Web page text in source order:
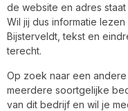
de website en adres
Wil jij dus informatie
Bijsterveldt, tekst en
terecht.
Op zoek naar een
meerdere soortgelijke
van dit bedrijf en wil je